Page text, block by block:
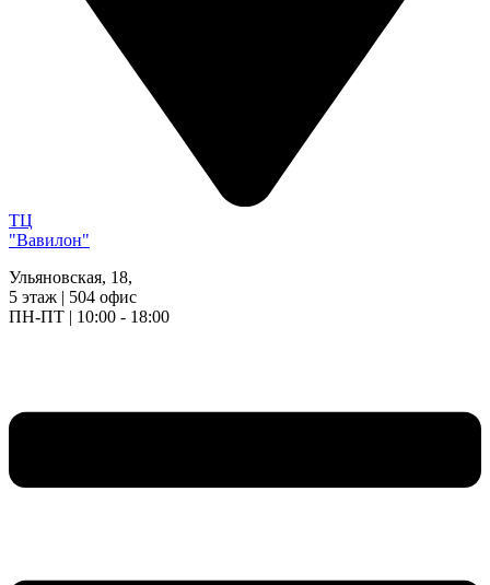
ТЦ
"Вавилон"
Ульяновская, 18,
5 этаж | 504 офис
ПН-ПТ | 10:00 - 18:00